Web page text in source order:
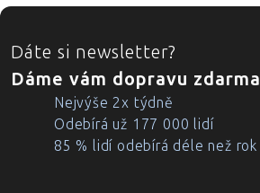
ZÁPATÍ
Dáte si newsletter?
Dáme vám dopravu zdarma
Nejvýše 2x týdně
Odebírá už 177 000 lidí
85 % lidí odebírá déle než rok